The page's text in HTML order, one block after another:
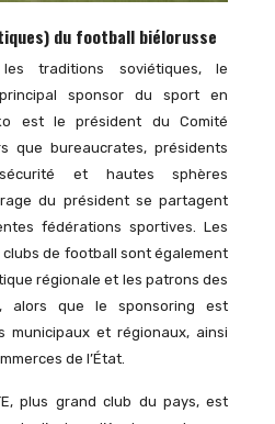
du football biélorusse
traditions soviétiques, le
sponsor du sport en
est le président du Comité
que bureaucrates, présidents
et hautes sphères
du président se partagent
fédérations sportives. Les
de football sont également
régionale et les patrons des
alors que le sponsoring est
municipaux et régionaux, ainsi
de l’État.
plus grand club du pays, est